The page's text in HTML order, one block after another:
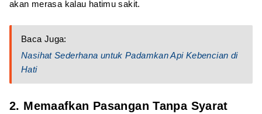
akan merasa kalau hatimu sakit.
Baca Juga:
Nasihat Sederhana untuk Padamkan Api Kebencian di
Hati
2. Memaafkan Pasangan Tanpa Syarat